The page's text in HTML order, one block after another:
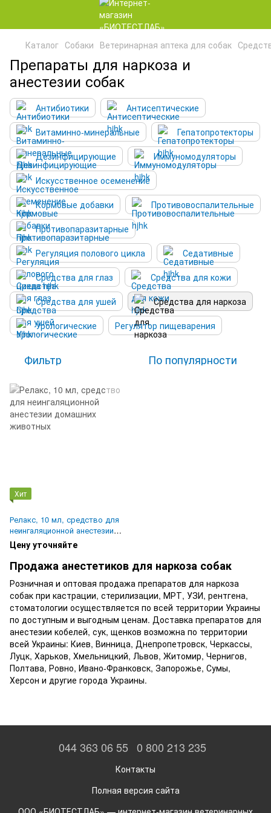
Каталог Собаки Ветеринарная аптека для собак
Препараты для наркоза и
анестезии собак
Антибиотики
Антисептические
Витаминно-минеральные
Гепатопротекторы
Дезинфицирующие
Иммуномодуляторы
Искусственное осеменение
Кормовые добавки
Противовоспалительные
Противопаразитарные
Регуляция полового цикла
Седативные
Средства для глаз
Средства для кожи
Средства для ушей
Средства для наркоза
Урологические
Регулятор пищеварения
Фильтр По популярности
Хит
Релакс, 10 мл, средство для
неингаляционной анестезии
домашних животных
Цену уточняйте
Продажа анестетиков для наркоза собак
Розничная и оптовая продажа препаратов для наркоза
собак при кастрации, стерилизации, МРТ, УЗИ, рентгена,
стоматологии осуществляется по всей территории Украины
по доступным и выгодным ценам. Доставка препаратов для
анестезии кобелей, сук, щенков возможна по территории
всей Украины: Киев, Винница, Днепропетровск, Черкассы,
Луцк, Харьков, Хмельницкий, Львов, Житомир, Чернигов,
Полтава, Ровно, Ивано-Франковск, Запорожье, Сумы,
Херсон и другие города Украины.
044 363 06 55 0 800 213 235
Контакты
Полная версия сайта